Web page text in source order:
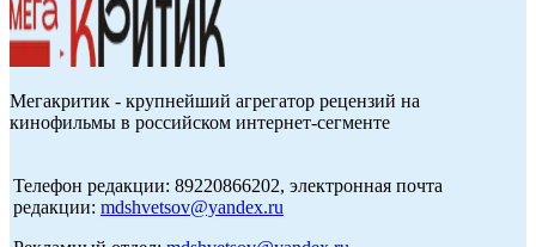
Мегакритик - крупнейший агрегатор рецензий на
кинофильмы в российском интернет-сегменте
Телефон редакции: 89220866202, электронная почта
редакции: mdshvetsov@yandex.ru